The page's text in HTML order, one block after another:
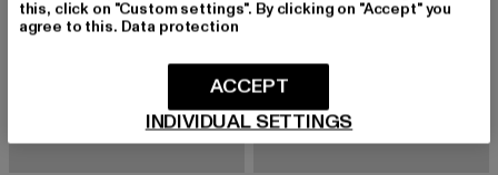
this, click on "Custom settings". By clicking on "Accept" you
agree to this. Data protection
INDIVIDUAL SETTINGS
ACCEPT